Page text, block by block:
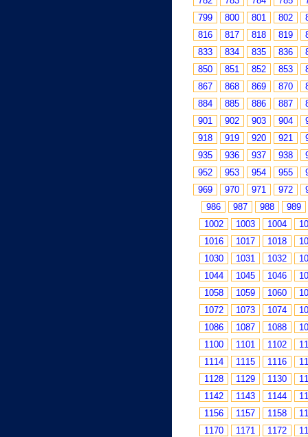
799
800 801 802
816
817 818 819
833
834 835 836
850
851 852 853
867
868 869 870
884
885 886 887
901
902 903 904
918
919 920 921
935
936 937 938
952
953 954 955
969
970 971 972
986
987 988
989
1002
1003 1004
1016
1017 1018
1030
1031 1032
1044
1045 1046
1058
1059 1060
1072
1073 1074
1086
1087 1088
1100
1101 1102
1114
1115 1116
1128
1129 1130
1142
1143 1144
1156
1157 1158
1170
1171 1172